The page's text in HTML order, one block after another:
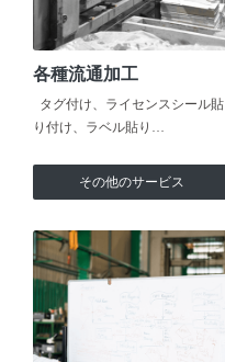
各種流通加工
タグ付け、ライセンスシール貼
り付け、ラベル貼り…
その他のサービス